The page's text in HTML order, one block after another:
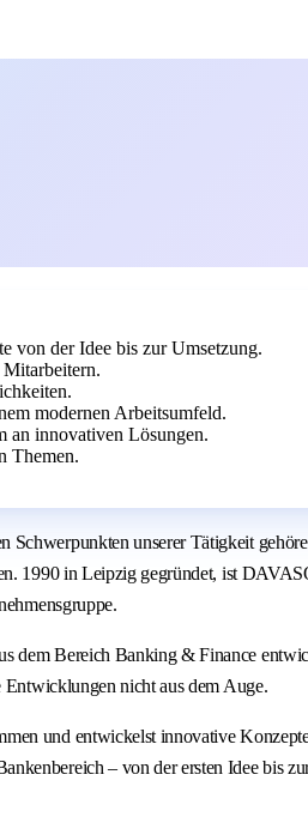
von der Idee bis zur Umsetzung.
modernen Arbeitsumfeld.
an innovativen Lösungen.
Themen.
unserer Tätigkeit
in Leipzig gegründet, ist
dem Bereich Banking & Finance
nicht aus dem Auge.
und entwickelst innovative
– von der ersten Idee bis